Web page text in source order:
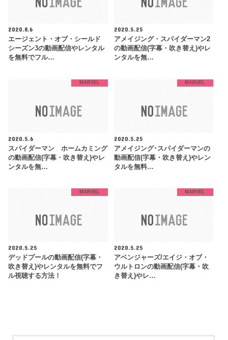
2020.8.6
エージェント・オブ・シールド
シーズン3の動画配信やレンタル
を無料でフル…
2020.5.25
アメイジング・スパイダーマン2
の動画配信(字幕・吹き替え)やレ
ンタルを無…
MARVEL
2020.5.6
スパイダーマン ホームカミング
の動画配信(字幕・吹き替え)やレ
ンタルを無…
MARVEL
2020.5.25
アメイジング･スパイダーマンの
動画配信(字幕・吹き替え)やレン
タルを無料…
MARVEL
2020.5.25
デッドプールの動画配信(字幕・
吹き替え)やレンタルを無料でフ
ル視聴する方法！
MARVEL
2020.5.25
アベンジャーズ/エイジ・オブ・
ウルトロンの動画配信(字幕・吹
き替え)やレ…